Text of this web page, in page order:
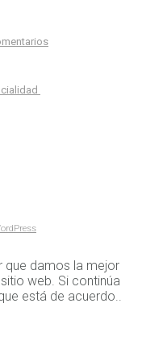
que damos la mejor
web. Si continúa
está de acuerdo..